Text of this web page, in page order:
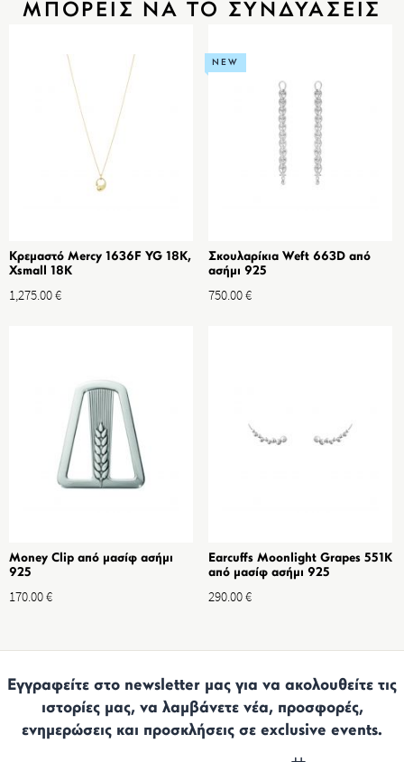
ΜΠΟΡΕΙΣ ΝΑ ΤΟ ΣΥΝΔΥΑΣΕΙΣ
Κρεμαστό Mercy 1636F YG 18K,
Xsmall 18K
1,275.00€
NEW
Σκουλαρίκια Weft 663D από
ασήμι 925
750.00€
Money Clip από μασίφ ασήμι
925
170.00€
Earcuffs Moonlight Grapes 551K
από μασίφ ασήμι 925
290.00€
Εγγραφείτε στο newsletter μας για να ακολουθείτε τις
ιστορίες μας, να λαμβάνετε νέα, προσφορές,
ενημερώσεις και προσκλήσεις σε exclusive events.